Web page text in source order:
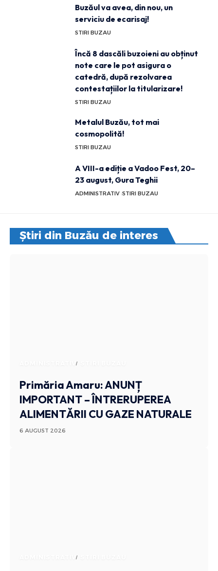
Buzăul va avea, din nou, un
serviciu de ecarisaj!
STIRI BUZAU
Încă 8 dascăli buzoieni au obținut
note care le pot asigura o
catedră, după rezolvarea
contestațiilor la titularizare!
STIRI BUZAU
Metalul Buzău, tot mai
cosmopolită!
STIRI BUZAU
A VIII-a ediție a Vadoo Fest, 20–
23 august, Gura Teghii
ADMINISTRATIV STIRI BUZAU
Știri din Buzău de interes
ADMINISTRATIV
Primăria Amaru: ANUNȚ
IMPORTANT – ÎNTRERUPEREA
ALIMENTĂRII CU GAZE NATURALE
6 AUGUST 2026
ADMINISTRATIV